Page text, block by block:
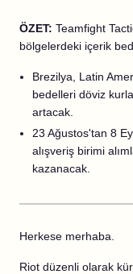
ÖZET: Teamfight
bölgelerdeki içerik
Brezilya, Latin
bedelleri döviz
artacak.
23 Ağustos'tan 8
alışveriş birimi
kazanacak.
Herkese merhaba.
Riot düzenli olarak